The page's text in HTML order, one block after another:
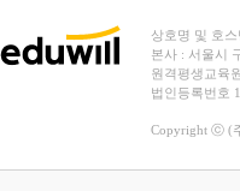
상호명 및 호
본사 : 서울시
원격평생교육
법인등록번호
Copyright ⓒ (